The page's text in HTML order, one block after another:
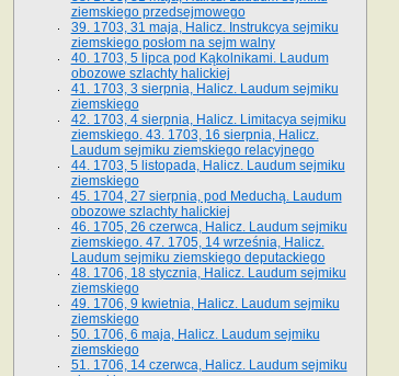
ziemskiego przedsejmowego
39. 1703, 31 maja, Halicz. Instrukcya sejmiku
ziemskiego posłom na sejm walny
40. 1703, 5 lipca pod Kąkolnikami. Laudum
obozowe szlachty halickiej
41­. 1703, 3 sierpnia, Halicz. Laudum sejmiku
ziemskiego
42. 1703, 4 sierpnia, Halicz. Limitacya sejmiku
ziemskiego. 43. 1703, 16 sierpnia, Halicz.
Laudum sejmiku ziemskiego relacyjnego
44. 1703, 5 listopada, Halicz. Laudum sejmiku
ziemskiego
45. 1704, 27 sierpnia, pod Meduchą. Laudum
obozowe szlachty halickiej
46. 1705, 26 czerwca, Halicz. Laudum sejmiku
ziemskiego. 47. 1705, 14 września, Halicz.
Laudum sejmiku ziemskiego deputackiego
48. 1706, 18 stycznia, Halicz. Laudum sejmiku
ziemskiego
49. 1706, 9 kwietnia, Halicz. Laudum sejmiku
ziemskiego
50. 1706, 6 maja, Halicz. Laudum sejmiku
ziemskiego
51. 1706, 14 czerwca, Halicz. Laudum sejmiku